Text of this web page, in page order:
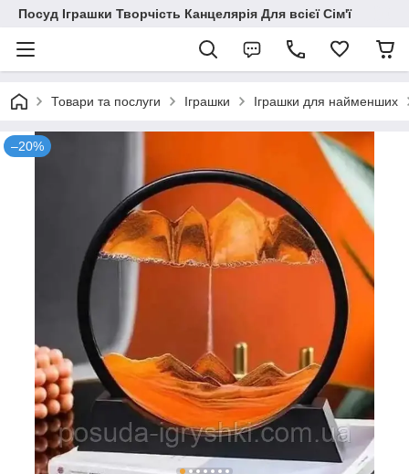
Посуд Іграшки Творчість Канцелярія Для всієї Сім'ї
Товари та послуги Іграшки Іграшки для найменших
–20%